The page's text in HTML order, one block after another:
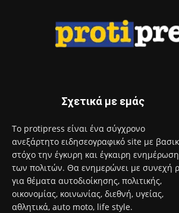
Σχετικά με εμάς
Το protipress είναι ένα σύγχρονο
ανεξάρτητο ειδησεογραφικό site με
στόχο την έγκυρη και έγκαιρη ενημέρωση
των πολιτών. Θα ενημερώνει με συνεχή
για θέματα αυτοδιοίκησης, πολιτικής,
οικονομίας, κοινωνίας, διεθνή, υγείας,
αθλητικά, auto moto, life style.